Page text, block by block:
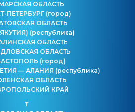
ОБЛАСТЬ
ПЕТЕРБУРГ (город)
ОБЛАСТЬ
(республика)
ОБЛАСТЬ
ОБЛАСТЬ
(город)
— АЛАНИЯ (республика)
ОБЛАСТЬ
КРАЙ
Т